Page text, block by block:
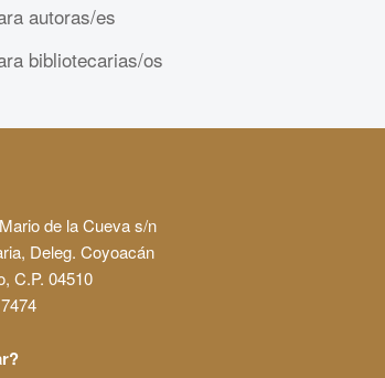
autoras/es
bibliotecarias/os
de la Cueva s/n
Deleg. Coyoacán
C.P. 04510